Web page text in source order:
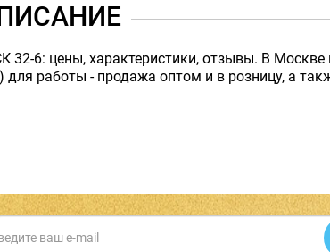
6: цены, характеристики, отзывы. В Москве
работы - продажа оптом и в розницу, а